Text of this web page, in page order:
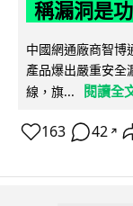
稱漏洞是
中國網通廠商智
產品爆出嚴重安全
線，旗...
閱讀全
163 42 ↗